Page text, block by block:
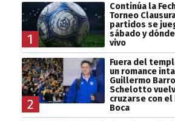
1
Continúa la
Torneo
partidos se
sábado y
vivo
2
Fuera del
un romance
Guillermo
Schelotto
cruzarse con el
Boca